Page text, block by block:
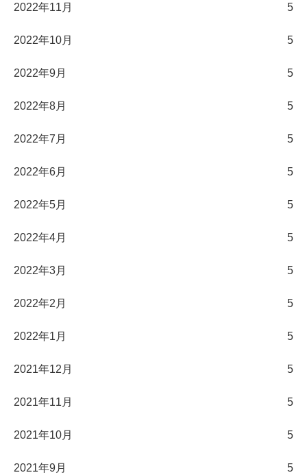
2022年11月 5
2022年10月 5
2022年9月 5
2022年8月 5
2022年7月 5
2022年6月 5
2022年5月 5
2022年4月 5
2022年3月 5
2022年2月 5
2022年1月 5
2021年12月 5
2021年11月 5
2021年10月 5
2021年9月 5